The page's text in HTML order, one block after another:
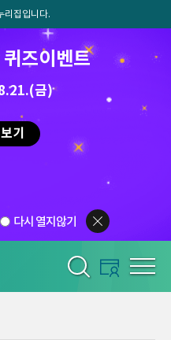
리집입니다.
즈이벤트
금)
기
다시 열지않기